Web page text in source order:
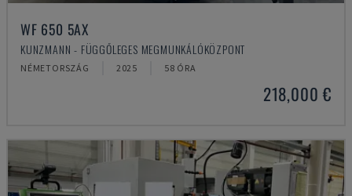
WF 650 5AX
KUNZMANN - FÜGGŐLEGES MEGMUNKÁLÓKÖZPONT
NÉMETORSZÁG 2025 58 ÓRA
218,000 €